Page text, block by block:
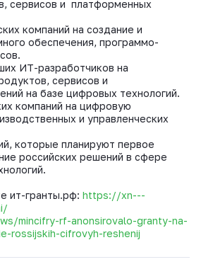
сервисов и платформенных
компаний на создание и
обеспечения, программо-
ИТ-разработчиков на
сервисов и
на базе цифровых технологий.
компаний на цифровую
и управленческих
которые планируют первое
российских решений в сфере
ит-гранты.рф: https://xn---
mincifry-rf-anonsirovalo-granty-na-
rossijskih-cifrovyh-reshenij